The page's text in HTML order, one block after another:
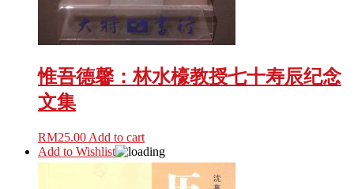
惟吾德馨：林水檺教授七十寿辰纪念
文集
RM25.00 Add to cart
Add to Wishlist